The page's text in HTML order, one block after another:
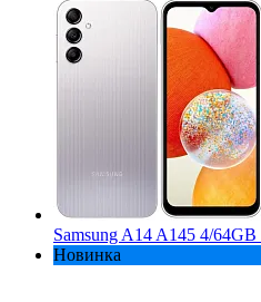
Samsung A14 A145 4/
Новинка